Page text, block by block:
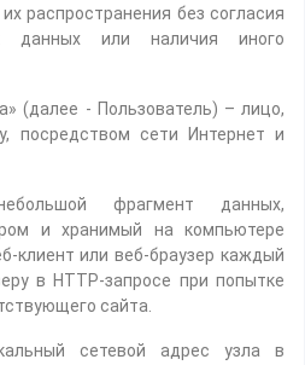
распространения без согласия
данных или наличия иного
(далее - Пользователь) – лицо,
посредством сети Интернет и
фрагмент данных,
и хранимый на компьютере
клиент или веб-браузер каждый
в HTTP-запросе при попытке
сайта.
сетевой адрес узла в